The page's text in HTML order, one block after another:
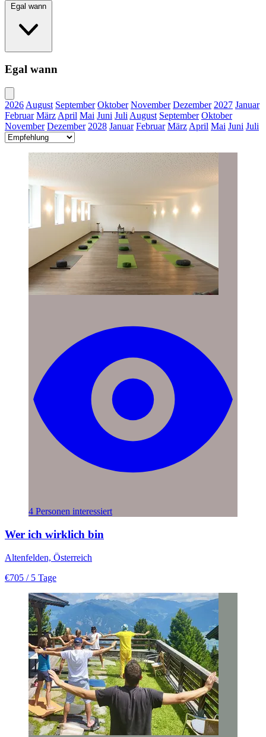
Egal wann
Egal wann
2026 August September Oktober November Dezember 2027 Januar
Februar März April Mai Juni Juli August September Oktober
November Dezember 2028 Januar Februar März April Mai Juni Juli
4 Personen interessiert
Wer ich wirklich bin
Altenfelden, Österreich
€705 / 5 Tage